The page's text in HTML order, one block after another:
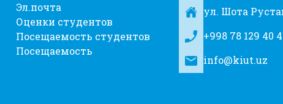
Эл.почта
Оценки студентов
Посещаемость студентов
Посещаемость
ул. Шота
+998 78 129 40
info@kiut.uz